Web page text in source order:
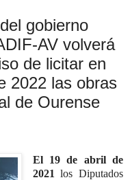
gobierno
AV volverá
de licitar en
2022 las obras
de Ourense
El 19 de abril de
2021 los Diputados